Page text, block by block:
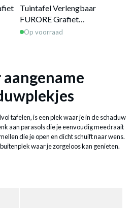
Tuintafel Verlengbaar
FURORE Grafiet
214/274x110
Op voorraad
aangename
tafelen, is een plek waar je in de schaduw
aan parasols die je eenvoudig meedraait
die je open en dicht schuift naar wens.
waar je zorgeloos kan genieten.